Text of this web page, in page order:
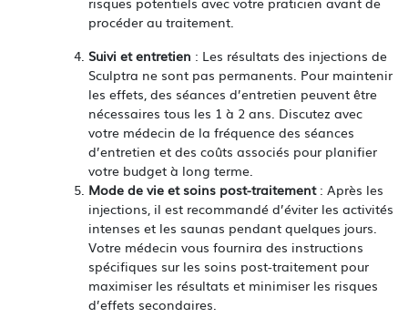
procéder au traitement.
Suivi et entretien : Les résultats des injections de
Sculptra ne sont pas permanents. Pour maintenir
les effets, des séances d’entretien peuvent être
nécessaires tous les 1 à 2 ans. Discutez avec
votre médecin de la fréquence des séances
d’entretien et des coûts associés pour planifier
votre budget à long terme.
Mode de vie et soins post-traitement: Après les
injections, il est recommandé d’éviter les activités
intenses et les saunas pendant quelques jours.
Votre médecin vous fournira des instructions
spécifiques sur les soins post-traitement pour
maximiser les résultats et minimiser les risques
d’effets secondaires.